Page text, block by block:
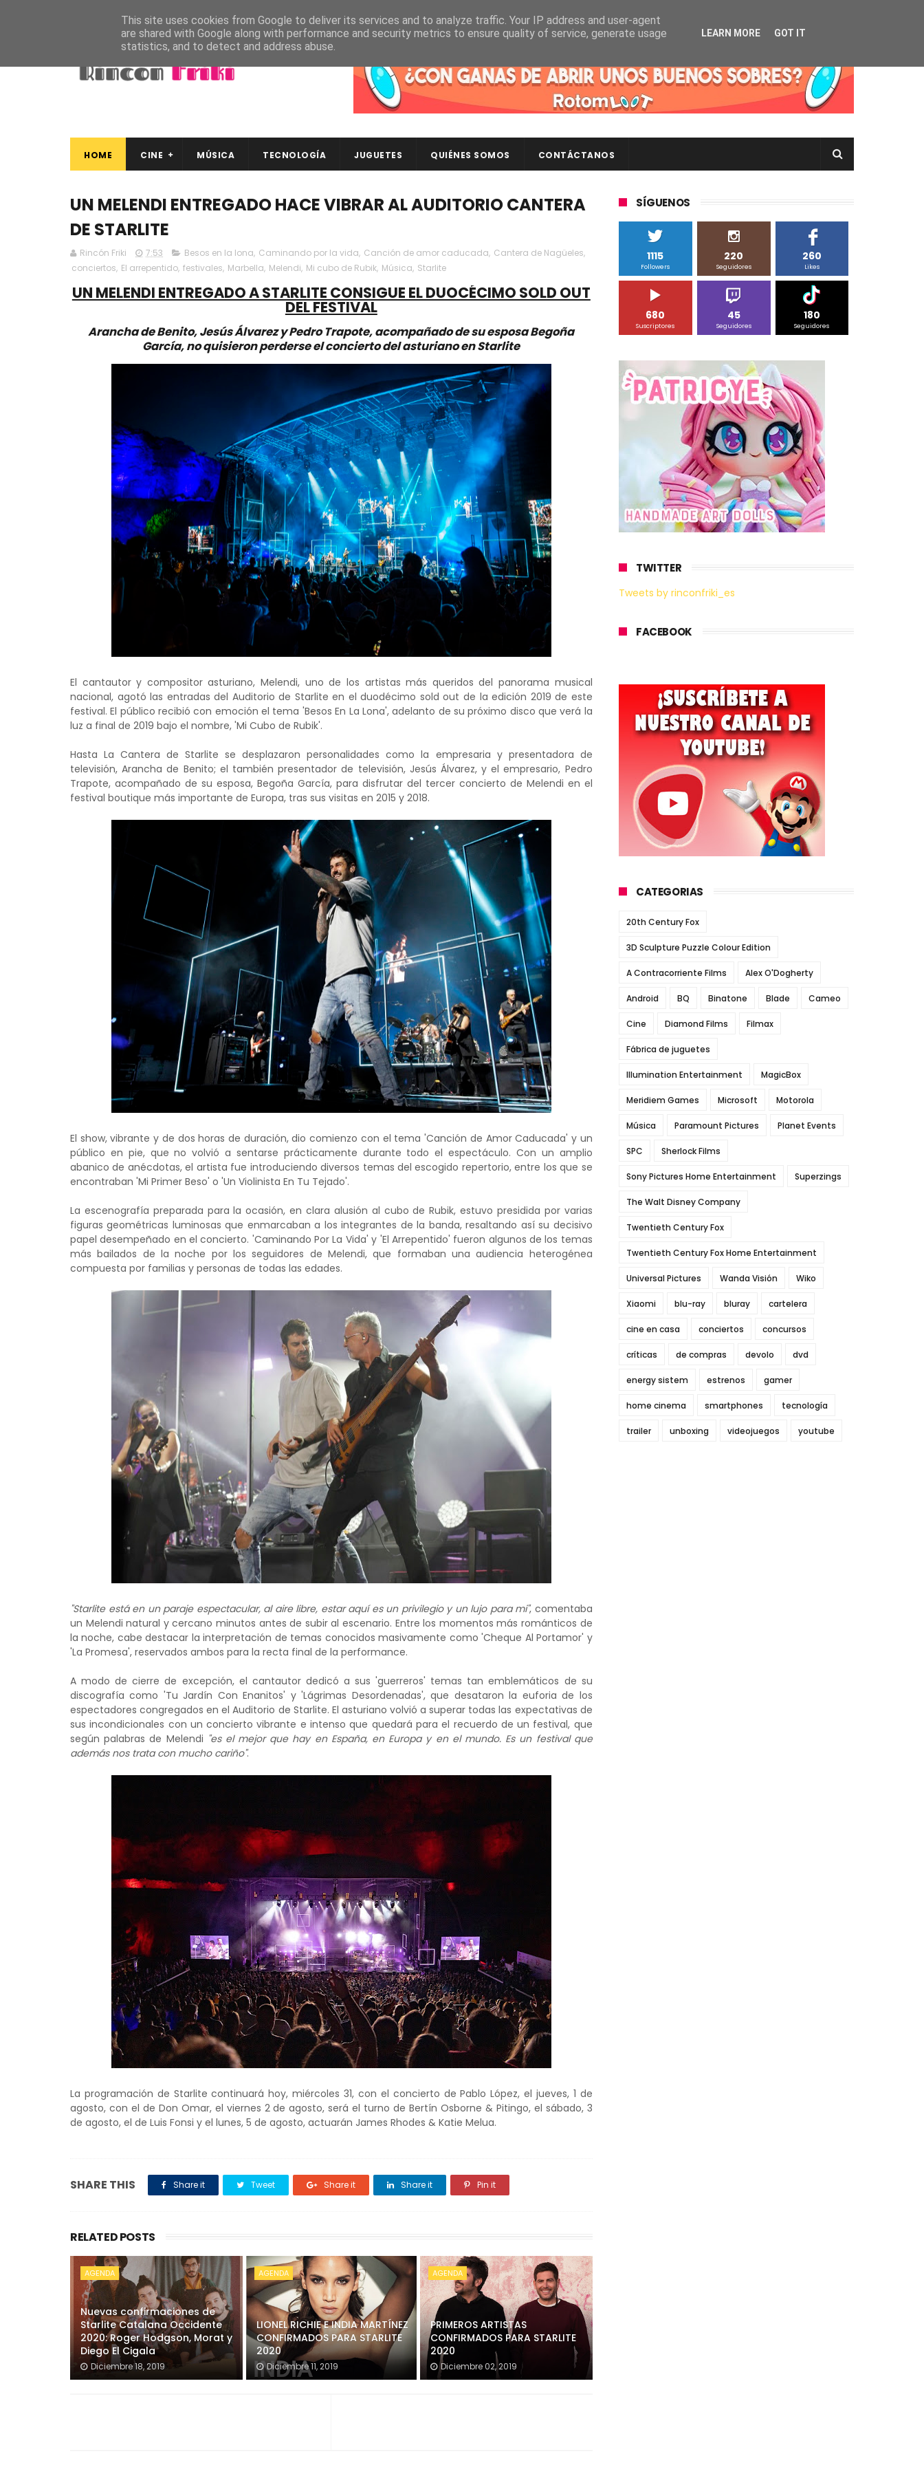
HOME CINE MÚSICA TECNOLOGÍA JUGUETES QUIÉNES SOMOS CONTÁCTANOS
UN MELENDI ENTREGADO HACE VIBRAR AL AUDITORIO CANTERA
DE STARLITE
Rincón Friki 7:53 Besos en la lona, Caminando por la vida, Canción de amor caducada, Cantera de Nagüeles,
conciertos, El arrepentido, festivales, Marbella, Melendi, Mi cubo de Rubik, Música, Starlite
UN MELENDI ENTREGADO A STARLITE CONSIGUE EL DUOCÉCIMO SOLD OUT
DEL FESTIVAL
Arancha de Benito, Jesús Álvarez y Pedro Trapote, acompañado de su esposa Begoña
García, no quisieron perderse el concierto del asturiano en Starlite
El cantautor y compositor asturiano, Melendi, uno de los artistas más queridos del panorama musical
nacional, agotó las entradas del Auditorio de Starlite en el duodécimo sold out de la edición 2019 de este
festival. El público recibió con emoción el tema 'Besos En La Lona', adelanto de su próximo disco que verá la
luz a final de 2019 bajo el nombre, 'Mi Cubo de Rubik'.
Hasta La Cantera de Starlite se desplazaron personalidades como la empresaria y presentadora de
televisión, Arancha de Benito; el también presentador de televisión, Jesús Álvarez, y el empresario, Pedro
Trapote, acompañado de su esposa, Begoña García, para disfrutar del tercer concierto de Melendi en el
festival boutique más importante de Europa, tras sus visitas en 2015 y 2018.
El show, vibrante y de dos horas de duración, dio comienzo con el tema 'Canción de Amor Caducada' y un
público en pie, que no volvió a sentarse prácticamente durante todo el espectáculo. Con un amplio
abanico de anécdotas, el artista fue introduciendo diversos temas del escogido repertorio, entre los que se
encontraban 'Mi Primer Beso' o 'Un Violinista En Tu Tejado'.
La escenografía preparada para la ocasión, en clara alusión al cubo de Rubik, estuvo presidida por varias
figuras geométricas luminosas que enmarcaban a los integrantes de la banda, resaltando así su decisivo
papel desempeñado en el concierto. 'Caminando Por La Vida' y 'El Arrepentido' fueron algunos de los temas
más bailados de la noche por los seguidores de Melendi, que formaban una audiencia heterogénea
compuesta por familias y personas de todas las edades.
"Starlite está en un paraje espectacular, al aire libre, estar aquí es un privilegio y un lujo para mi", comentaba
un Melendi natural y cercano minutos antes de subir al escenario. Entre los momentos más románticos de
la noche, cabe destacar la interpretación de temas conocidos masivamente como 'Cheque Al Portamor' y
'La Promesa', reservados ambos para la recta final de la performance.
A modo de cierre de excepción, el cantautor dedicó a sus 'guerreros' temas tan emblemáticos de su
discografía como 'Tu Jardín Con Enanitos' y 'Lágrimas Desordenadas', que desataron la euforia de los
espectadores congregados en el Auditorio de Starlite. El asturiano volvió a superar todas las expectativas de
sus incondicionales con un concierto vibrante e intenso que quedará para el recuerdo de un festival, que
según palabras de Melendi "es el mejor que hay en España, en Europa y en el mundo. Es un festival que
además nos trata con mucho cariño".
La programación de Starlite continuará hoy, miércoles 31, con el concierto de Pablo López, el jueves, 1 de
agosto, con el de Don Omar, el viernes 2 de agosto, será el turno de Bertín Osborne & Pitingo, el sábado, 3
de agosto, el de Luis Fonsi y el lunes, 5 de agosto, actuarán James Rhodes & Katie Melua.
SHARE THIS Share it Tweet Share it Share it Pin it
RELATED POSTS
AGENDA
Nuevas confirmaciones de
Starlite Catalana Occidente
2020: Roger Hodgson, Morat y
Diego El Cigala
Diciembre 18, 2019
AGENDA
LIONEL RICHIE E INDIA MARTÍNEZ
CONFIRMADOS PARA STARLITE
2020
Diciembre 11, 2019
AGENDA
PRIMEROS ARTISTAS
CONFIRMADOS PARA STARLITE
2020
Diciembre 02, 2019
SÍGUENOS
1115
Followers
220
Seguidores
260
Likes
680
Suscriptores
45
Seguidores
180
Seguidores
TWITTER
Tweets by rinconfriki_es
FACEBOOK
CATEGORIAS
20th Century Fox
3D Sculpture Puzzle Colour Edition
A Contracorriente Films Alex O'Dogherty
Android BQ Binatone Blade Cameo
Cine Diamond Films Filmax
Fábrica de juguetes
Illumination Entertainment MagicBox
Meridiem Games Microsoft Motorola
Música Paramount Pictures Planet Events
SPC Sherlock Films
Sony Pictures Home Entertainment Superzings
The Walt Disney Company
Twentieth Century Fox
Twentieth Century Fox Home Entertainment
Universal Pictures Wanda Visión Wiko
Xiaomi blu-ray bluray cartelera
cine en casa conciertos concursos
críticas de compras devolo dvd
energy sistem estrenos gamer
home cinema smartphones tecnología
trailer unboxing videojuegos youtube
This site uses cookies from Google to deliver its services and to analyze traffic. Your IP address and user-agent
are shared with Google along with performance and security metrics to ensure quality of service, generate usage
statistics, and to detect and address abuse.
LEARN MORE GOT IT